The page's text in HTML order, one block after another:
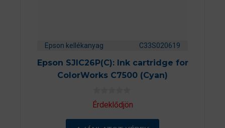
Epson kellékanyag C33S020619
Epson SJIC26P(C): Ink cartridge for
ColorWorks C7500 (Cyan)
0
a
Érdeklődjön